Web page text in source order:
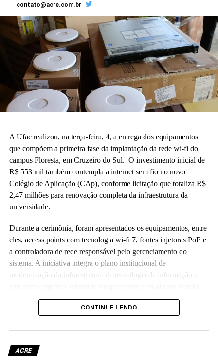
contato@acre.com.br
A Ufac realizou, na terça-feira, 4, a entrega dos equipamentos
que compõem a primeira fase da implantação da rede wi-fi do
campus Floresta, em Cruzeiro do Sul. O investimento inicial de
R$ 553 mil também contempla a internet sem fio no novo
Colégio de Aplicação (CAp), conforme licitação que totaliza R$
2,47 milhões para renovação completa da infraestrutura da
universidade.
Durante a cerimônia, foram apresentados os equipamentos, entre
eles, access points com tecnologia wi-fi 7, fontes injetoras PoE e
a controladora de rede responsável pelo gerenciamento do
sistema. A iniciativa integra o plano institucional de
modernização da infraestrutura de tecnologia da informação e
que já não atende às crescentes demandas acadêmicas e
administrativas da universidade.CONTINUE LENDO
ACRE